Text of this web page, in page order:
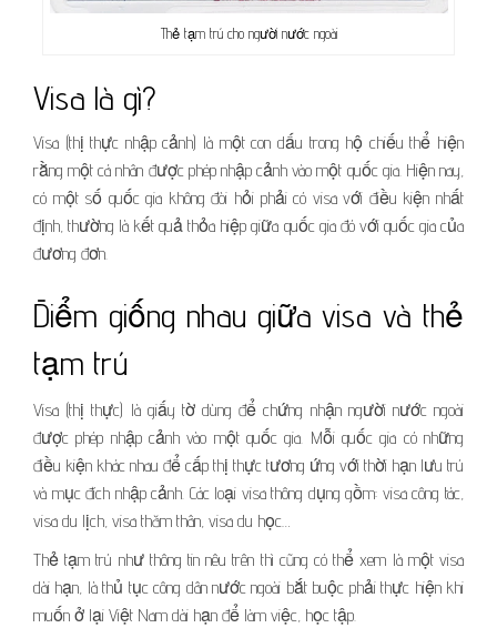
Thẻ tạm trú cho người nước ngoài
Visa là gì?
Visa (thị thực nhập cảnh) là một con dấu trong hộ chiếu thể hiện
rằng một cá nhân được phép nhập cảnh vào một quốc gia. Hiện nay,
có một số quốc gia không đòi hỏi phải có visa với điều kiện nhất
định, thường là kết quả thỏa hiệp giữa quốc gia đó với quốc gia của
đương đơn.
Điểm giống nhau giữa visa và thẻ
tạm trú
Visa (thị thực) là giấy tờ dùng để chứng nhận người nước ngoài
được phép nhập cảnh vào một quốc gia. Mỗi quốc gia có những
điều kiện khác nhau để cấp thị thực tương ứng với thời hạn lưu trú
và mục đích nhập cảnh. Các loại visa thông dụng gồm: visa công tác,
visa du lịch, visa thăm thân, visa du học…
Thẻ tạm trú như thông tin nêu trên thì cũng có thể xem là một visa
dài hạn, là thủ tục công dân nước ngoài bắt buộc phải thực hiện khi
muốn ở lại Việt Nam dài hạn để làm việc, học tập.